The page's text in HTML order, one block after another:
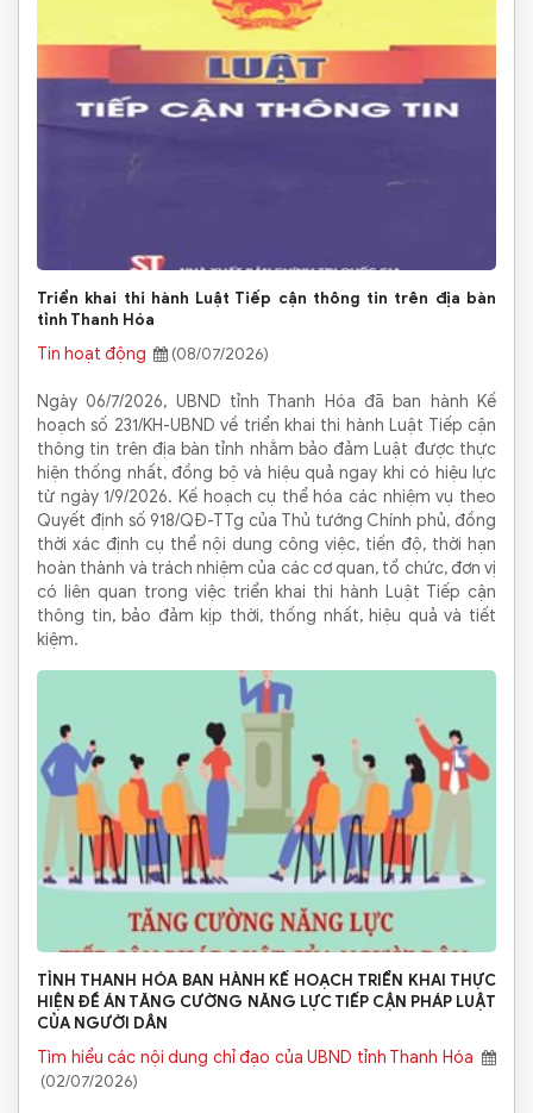
Triển khai thi hành Luật Tiếp cận thông tin trên địa bàn
tỉnh Thanh Hóa
Tin hoạt động
(08/07/2026)
Ngày 06/7/2026, UBND tỉnh Thanh Hóa đã ban hành Kế
hoạch số 231/KH-UBND về triển khai thi hành Luật Tiếp cận
thông tin trên địa bàn tỉnh nhằm bảo đảm Luật được thực
hiện thống nhất, đồng bộ và hiệu quả ngay khi có hiệu lực
từ ngày 1/9/2026. Kế hoạch cụ thể hóa các nhiệm vụ theo
Quyết định số 918/QĐ-TTg của Thủ tướng Chính phủ, đồng
thời xác định cụ thể nội dung công việc, tiến độ, thời hạn
hoàn thành và trách nhiệm của các cơ quan, tổ chức, đơn vị
có liên quan trong việc triển khai thi hành Luật Tiếp cận
thông tin, bảo đảm kịp thời, thống nhất, hiệu quả và tiết
kiệm.
TỈNH THANH HÓA BAN HÀNH KẾ HOẠCH TRIỂN KHAI THỰC
HIỆN ĐỀ ÁN TĂNG CƯỜNG NĂNG LỰC TIẾP CẬN PHÁP LUẬT
CỦA NGƯỜI DÂN
Tìm hiểu các nội dung chỉ đạo của UBND tỉnh Thanh Hóa
(02/07/2026)